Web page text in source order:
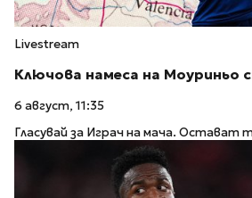
Livestream
Ключова намеса на Моуриньо
6 август, 11:35
Гласувай за Играч на мача. Остават